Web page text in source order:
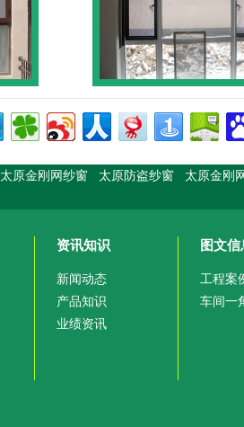
太原金刚网纱窗 太原防盗纱窗 太原金刚
资讯知识
新闻动态
产品知识
业绩资讯
图文信
工程案
车间一